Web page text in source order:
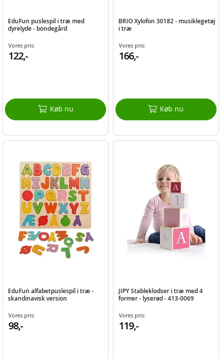
EduFun puslespil i træ med
dyrelyde - bondegård
Vores pris:
122,-
Køb nu
BRIO Xylofon 30182 - musiklegetøj
i træ
Vores pris:
166,-
Køb nu
EduFun alfabetpuslespil i træ -
skandinavisk version
Vores pris:
98,-
JIPY Stableklodser i træ med 4
former - lyserød - 413-0069
Vores pris:
119,-